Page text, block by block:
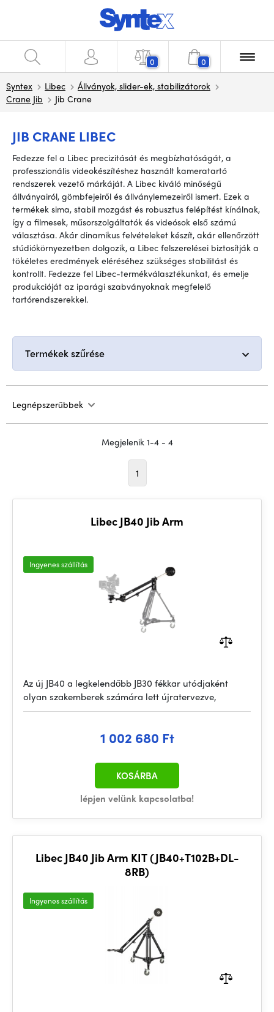
0 0
Syntex Libec
Állványok, slider-ek, stabilizátorok
Crane Jib
Jib Crane
JIB CRANE LIBEC
Fedezze fel a Libec precizitását és megbízhatóságát, a
professzionális videokészítéshez használt kameratartó
rendszerek vezető márkáját. A Libec kiváló minőségű
állványairól, gömbfejeiről és állványlemezeiről ismert. Ezek a
termékek sima, stabil mozgást és robusztus felépítést kínálnak,
így a filmesek, műsorszolgáltatók és videósok első számú
választása. Akár dinamikus felvételeket készít, akár ellenőrzött
stúdiókörnyezetben dolgozik, a Libec felszerelései biztosítják a
tökéletes eredmények eléréséhez szükséges stabilitást és
kontrollt. Fedezze fel Libec-termékválasztékunkat, és emelje
produkcióját az iparági szabványoknak megfelelő
tartórendszerekkel.
Termékek szűrése
Legnépszerűbbek
Megjelenik 1-4 - 4
1
Libec JB40 Jib Arm
Ingyenes szállítás
Az új JB40 a legkelendőbb JB30 fékkar utódjaként
olyan szakemberek számára lett újratervezve,
1 002 680 Ft
lépjen velünk kapcsolatba!
KOSÁRBA
Libec JB40 Jib Arm KIT (JB40+T102B+DL-
8RB)
Ingyenes szállítás